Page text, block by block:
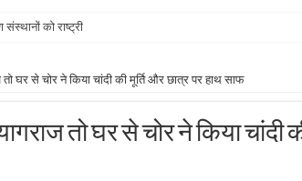
को राष्ट्रीय शिक्षा न
घर से चोर ने किया चांदी की मूर्ति और छात्र पर हाथ साफ
तो घर से चोर ने किया चांदी